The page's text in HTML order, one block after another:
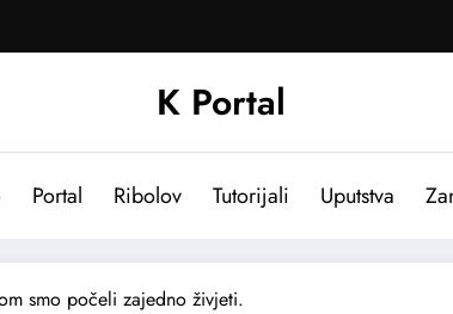
K Portal
Portal Ribolov Tutorijali Uputstva
smo počeli zajedno živjeti.